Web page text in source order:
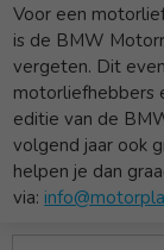
Voor een
is de BMW
vergeten. Dit
motorliefhebbers
editie van de
volgend jaar ook
helpen je dan
via: